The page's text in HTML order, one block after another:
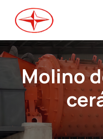
contenido
Molino